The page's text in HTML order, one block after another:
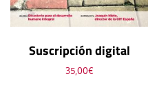
Suscripción digital
35,00€